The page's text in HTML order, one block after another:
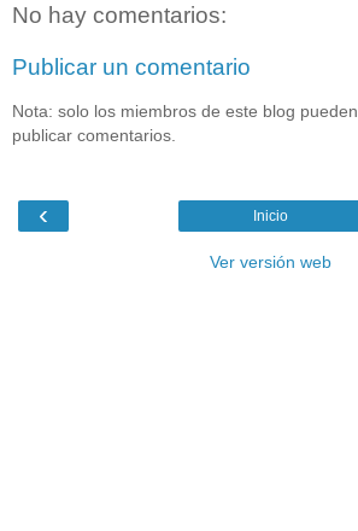
No hay comentarios:
Publicar un comentario
Nota: solo los miembros de este blog pueden
publicar comentarios.
‹ Inicio
Ver versión web